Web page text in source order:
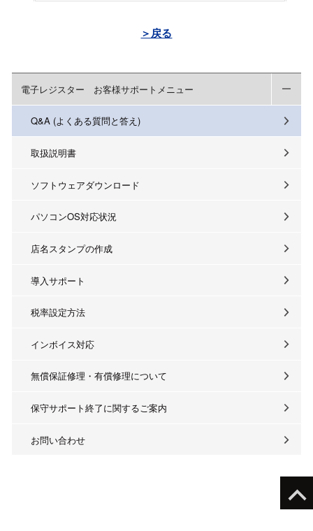
＞戻る
電子レジスター お客様サポートメニュー
Q&A (よくある質問と答え)
取扱説明書
ソフトウェアダウンロード
パソコンOS対応状況
店名スタンプの作成
導入サポート
税率設定方法
インボイス対応
無償保証修理・有償修理について
保守サポート終了に関するご案内
お問い合わせ